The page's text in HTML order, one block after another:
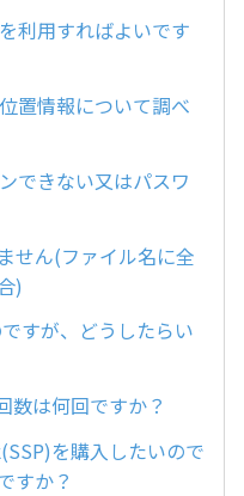
利用すればよいです
置情報について調べ
できない又はパスワ
せん(ファイル名に全
)
すが、どうしたらい
数は何回ですか？
を購入したいので
すか？